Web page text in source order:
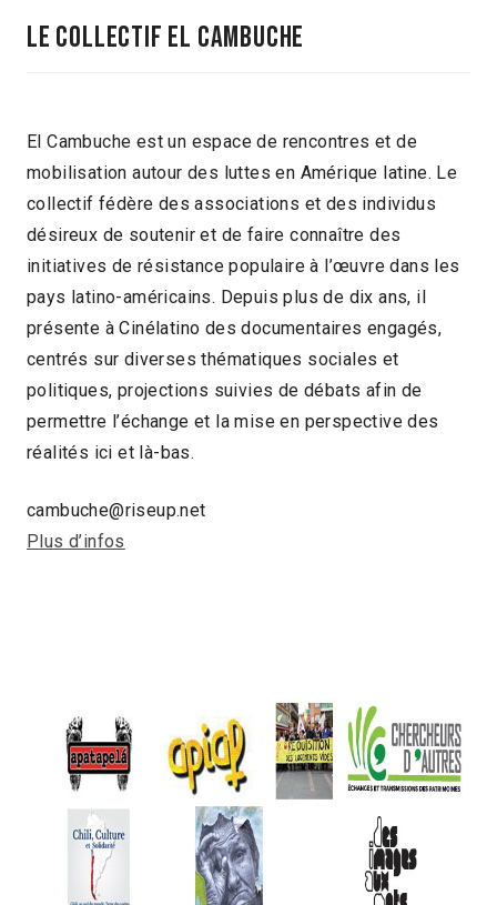
Le collectif El Cambuche
El Cambuche est un espace de rencontres et de
mobilisation autour des luttes en Amérique latine. Le
collectif fédère des associations et des individus
désireux de soutenir et de faire connaître des
initiatives de résistance populaire à l’œuvre dans les
pays latino-américains. Depuis plus de dix ans, il
présente à Cinélatino des documentaires engagés,
centrés sur diverses thématiques sociales et
politiques, projections suivies de débats afin de
permettre l’échange et la mise en perspective des
réalités ici et là-bas.
cambuche@riseup.net
Plus d’infos